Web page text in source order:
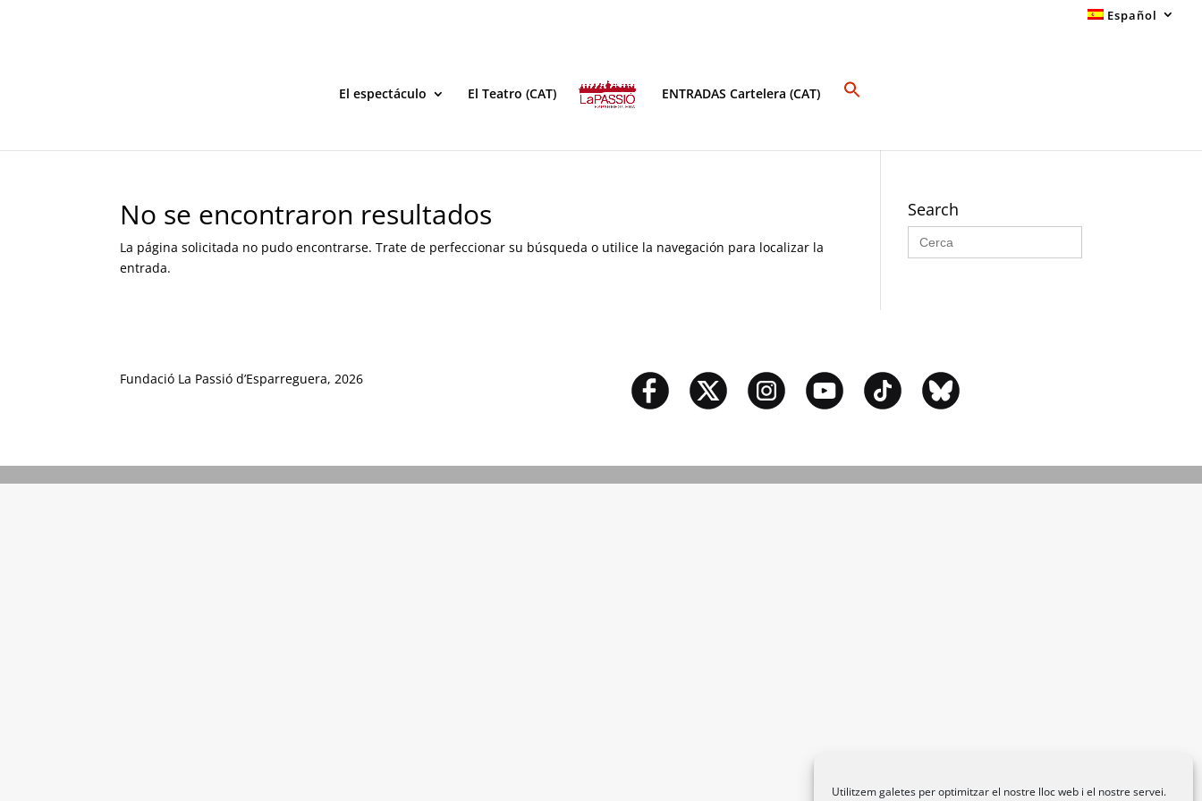
Utilitzem galetes per optimitzar el nostre lloc web i el nostre servei.
Español
El espectáculo El Teatro (CAT) ENTRADAS Cartelera (CAT)
No se encontraron resultados
La página solicitada no pudo encontrarse. Trate de perfeccionar su búsqueda o utilice la navegación para localizar la
entrada.
Search
Buscar:
Fundació La Passió d’Esparreguera, 2026